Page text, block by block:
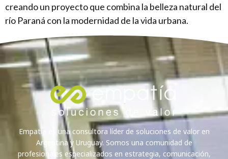
creando un proyecto que combina la belleza natural del
río Paraná con la modernidad de la vida urbana.
Empatía es una consultora líder de soluciones de valor en
Argentina y Uruguay. Somos una comunidad de
profesionales especializados en estrategia, comunicación,